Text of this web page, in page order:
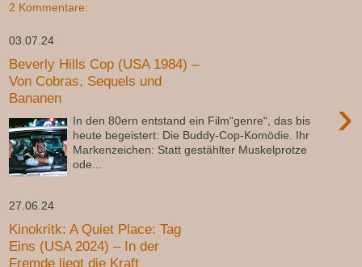
2 Kommentare:
03.07.24
Beverly Hills Cop (USA 1984) –
Von Cobras, Sequels und
Bananen
›
In den 80ern entstand ein Film“genre“, das bis
heute begeistert: Die Buddy-Cop-Komödie. Ihr
Markenzeichen: Statt gestählter Muskelprotze
ode...
27.06.24
Kinokritk: A Quiet Place: Tag
Eins (USA 2024) – In der
Fremde liegt die Kraft